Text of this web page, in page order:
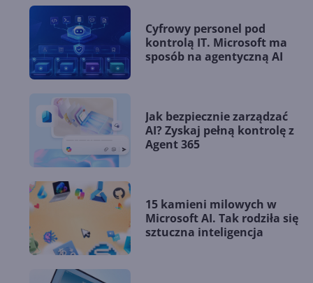
Cyfrowy personel pod
kontrolą IT. Microsoft ma
sposób na agentyczną AI
Jak bezpiecznie zarządzać
AI? Zyskaj pełną kontrolę z
Agent 365
15 kamieni milowych w
Microsoft AI. Tak rodziła się
sztuczna inteligencja